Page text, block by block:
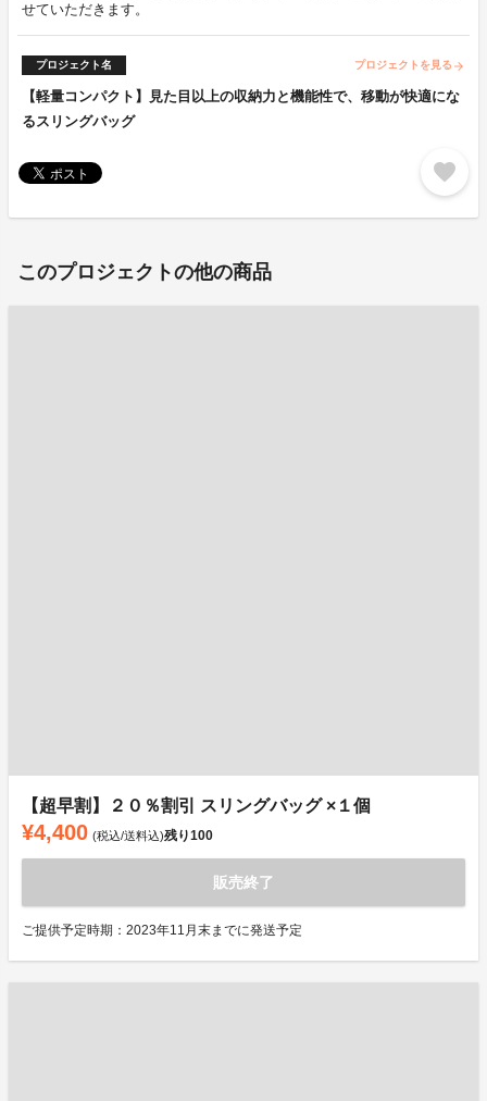
せていただきます。
プロジェクト名 プロジェクトを見る arrow_forward
【軽量コンパクト】見た目以上の収納力と機能性で、移動が快適にな
るスリングバッグ
favorite
このプロジェクトの他の商品
【超早割】２０％割引 スリングバッグ ×１個
¥4,400 (税込/送料込)残り100
販売終了
ご提供予定時期：2023年11月末までに発送予定